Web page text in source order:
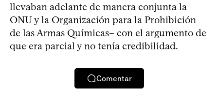
llevaban adelante de manera conjunta la
ONU y la Organización para la Prohibición
de las Armas Químicas– con el argumento de
que era parcial y no tenía credibilidad.
Comentar